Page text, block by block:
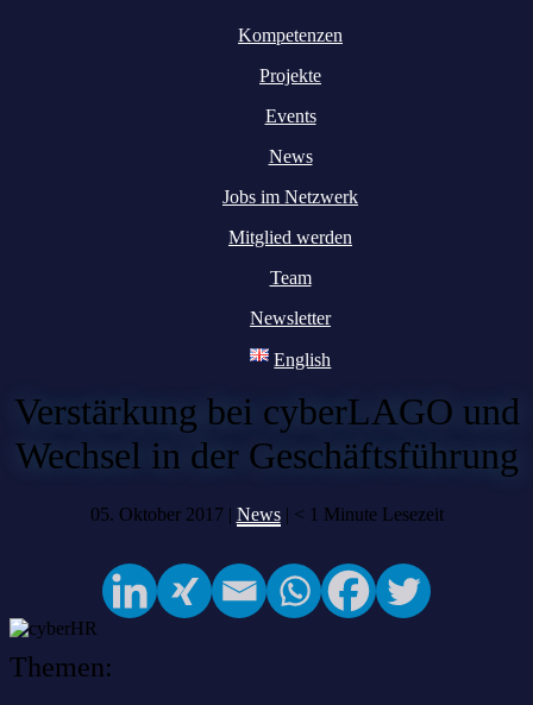
Kompetenzen
Projekte
Events
News
Jobs im Netzwerk
Mitglied werden
Team
Newsletter
English
Verstärkung bei cyberLAGO und
Wechsel in der Geschäftsführung
05. Oktober 2017 | News| < 1 Minute Lesezeit
Themen: